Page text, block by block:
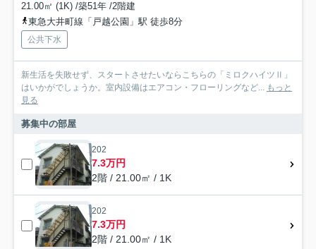
21.00㎡ (1K) /築51年 /2階建
東急大井町線「戸越公園」駅 徒歩8分
公共下水
新生活を失敗せず、スタートさせたいならこちらの「ミロクハイツⅡ」
はいかがでしょうか。室内設備はエアコン・フローリングなど... もっと
見る
募集中の部屋
202
7.3万円
2階 / 21.00㎡ / 1K
202
7.3万円
2階 / 21.00㎡ / 1K